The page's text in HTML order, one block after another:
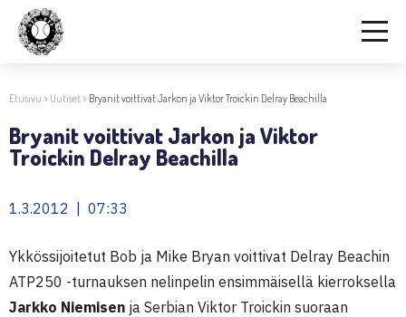
Etusivu > Uutiset> Bryanit voittivat Jarkon ja Viktor Troickin Delray Beachilla
Bryanit voittivat Jarkon ja Viktor
Troickin Delray Beachilla
1.3.2012 | 07:33
Ykkössijoitetut Bob ja Mike Bryan voittivat Delray Beachin
ATP250 -turnauksen nelinpelin ensimmäisellä kierroksella
Jarkko Niemisen ja Serbian Viktor Troickin suoraan